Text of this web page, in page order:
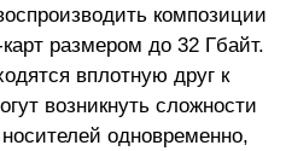
композиции
размером до 32 Гбайт.
вплотную друг к
возникнуть сложности
одновременно,